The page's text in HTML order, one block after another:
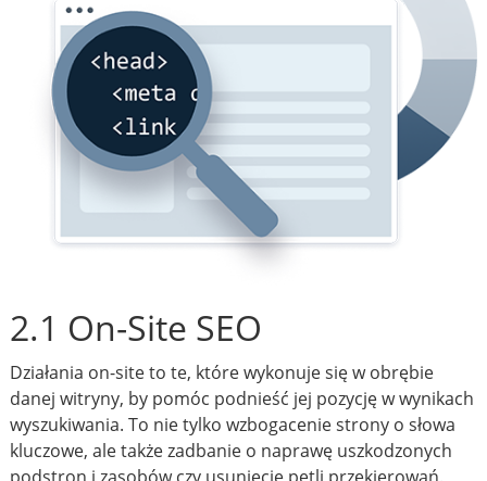
2.1 On-Site SEO
Działania on-site to te, które wykonuje się w obrębie
danej witryny, by pomóc podnieść jej pozycję w wynikach
wyszukiwania. To nie tylko wzbogacenie strony o słowa
kluczowe, ale także zadbanie o naprawę uszkodzonych
podstron i zasobów czy usunięcie pętli przekierowań.